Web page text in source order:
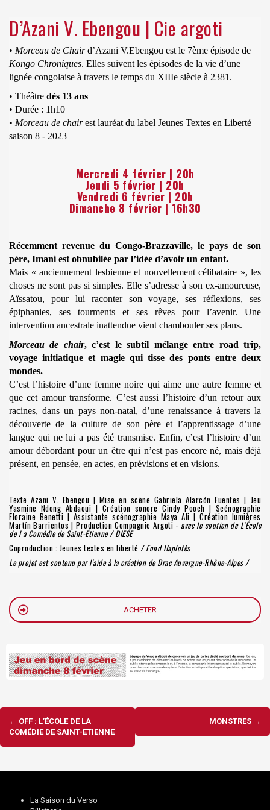
D’Azani V. Ebengou | Cie argoti
• Morceau de Chaird’Azani V.Ebengou est le 7ème épisode de
Kongo Chroniques. Elles suivent les épisodes de la vie d’une
lignée congolaise à travers le temps du XIIIe siècle à 2381.
• Théâtre dès 13 ans
• Durée : 1h10
• Morceau de chairest lauréat du label Jeunes Textes en Liberté
saison 8 - 2023
Mercredi 4 février | 20h
Jeudi 5 février | 20h
Vendredi 6 février | 20h
Dimanche 8 février | 16h30
Récemment revenue du Congo-Brazzaville, le pays de son
père, Imani est obnubilée par l’idée d’avoir un enfant.
Mais « anciennement lesbienne et nouvellement célibataire », les
choses ne sont pas si simples. Elle s’adresse à son ex-amoureuse,
Aïssatou, pour lui raconter son voyage, ses réflexions, ses
épiphanies, ses tourments et ses rêves pour l’avenir. Une
intervention ancestrale inattendue vient chambouler ses plans.
Morceau de chair, c’est le subtil mélange entre road trip,
voyage initiatique et magie qui tisse des ponts entre deux
mondes.
C’est l’histoire d’une femme noire qui aime une autre femme et
que cet amour transforme. C’est aussi l’histoire d’un retour aux
racines, dans un pays non-natal, d’une renaissance à travers la
découverte de la culture de son père et l’apprentissage d’une
langue qui ne lui a pas été transmise. Enfin, c’est l’histoire d’un
amour débordant pour un être qui n’est pas encore né, mais déjà
présent, en pensée, en actes, en prévisions et en visions.
Texte Azani V. Ebengou | Mise en scène Gabriela Alarcón Fuentes | Jeu
Yasmine Ndong Abdaoui | Création sonore Cindy Pooch | Scénographie
Floraine Benetti | Assistante scénographie Maya Ali | Création lumières
Martín Barrientos | Production Compagnie Argoti -avec le soutien de L'École
de l a Comédie de Saint-Étienne / DIESE
Coproduction : Jeunes textes en liberté /Fond Haplotès
Le projet est soutenu par l'aide à la création de Drac Auvergne-Rhône-Alpes /
ACHETER
Navigation
d'article
← OFF : L’ÉCOLE DE LA
COMÉDIE DE SAINT-ETIENNE
MONSTRES →
La Saison du Verso